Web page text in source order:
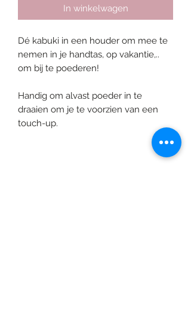
In winkelwagen
Dé kabuki in een houder om mee te
nemen in je handtas, op vakantie,..
om bij te poederen!
Handig om alvast poeder in te
draaien om je te voorzien van een
touch-up.